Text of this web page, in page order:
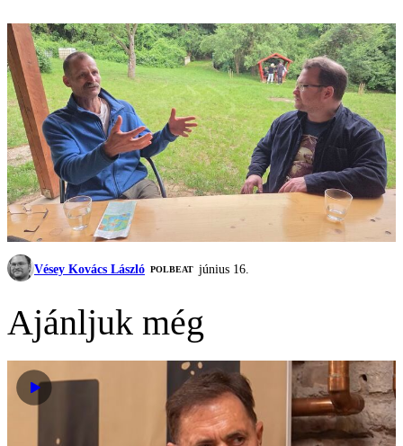
Vésey Kovács László ‎POLBEAT június 16.
Ajánljuk még